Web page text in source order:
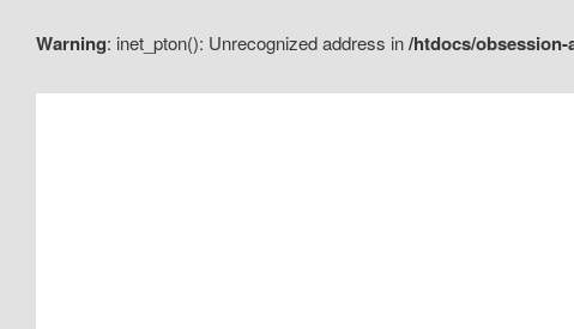
Warning: inet_pton(): Unrecognized address in/htdocs/
au
au